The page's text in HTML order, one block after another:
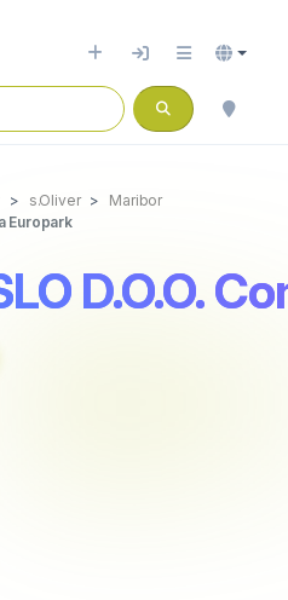
s.Oliver
Maribor
Europark
D.O.O.